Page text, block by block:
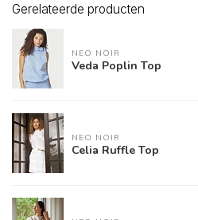
Gerelateerde producten
NEO NOIR
Veda Poplin Top
NEO NOIR
Celia Ruffle Top